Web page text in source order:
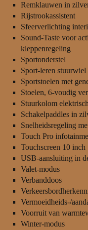
Remklauwen in
Rijstrookassistent
Sfeerverlichting
Sound-Taste voor
kleppenregeling
Sportonderstel
Sport-leren stuurwiel
Sportstoelen met
Stoelen, 6-voudig
Stuurkolom
Schakelpaddles in
Snelheidsregeling
Touch Pro
Touchscreen 10 inch
USB-aansluiting in
Valet-modus
Verbanddoos
Vermoeidheids-/
Voorruit van
Winter-modus